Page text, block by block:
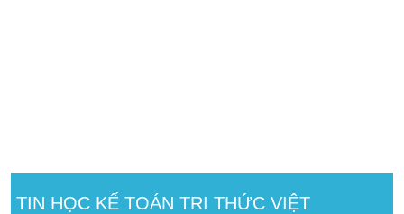
TIN HỌC KẾ TOÁN TRI THỨC VIỆT